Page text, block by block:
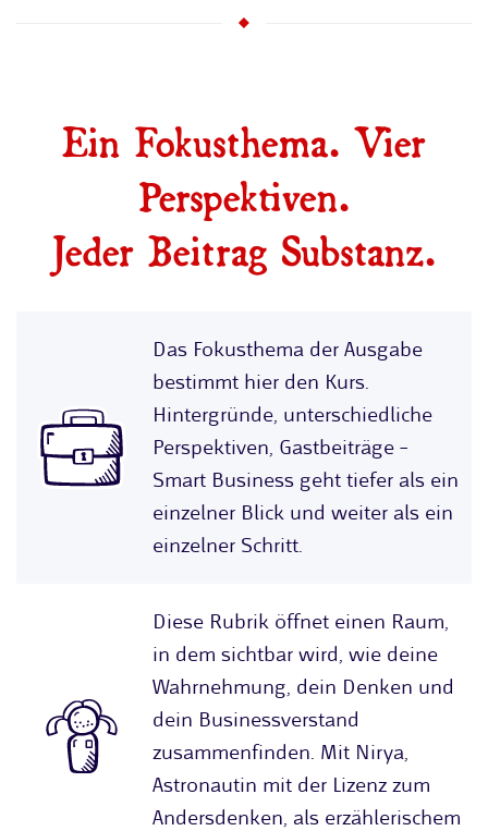
Ein Fokusthema. Vier
Perspektiven.
Jeder Beitrag Substanz.
Das Fokusthema der Ausgabe
bestimmt hier den Kurs.
Hintergründe, unterschiedliche
Perspektiven, Gastbeiträge –
Smart Business geht tiefer als ein
einzelner Blick und weiter als ein
einzelner Schritt.
Diese Rubrik öffnet einen Raum,
in dem sichtbar wird, wie deine
Wahrnehmung, dein Denken und
dein Businessverstand
zusammenfinden. Mit Nirya,
Astronautin mit der Lizenz zum
Andersdenken, als erzählerischem